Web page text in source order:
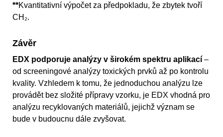
**Kvantitativní výpočet za předpokladu, že zbytek tvoří
CH₂.
Závěr
EDX podporuje analýzy v širokém spektru aplikací –
od screeningové analýzy toxických prvků až po kontrolu
kvality. Vzhledem k tomu, že jednoduchou analýzu lze
provádět bez složité přípravy vzorku, je EDX vhodná pro
analýzu recyklovaných materiálů, jejichž význam se
bude v budoucnu dále zvyšovat.